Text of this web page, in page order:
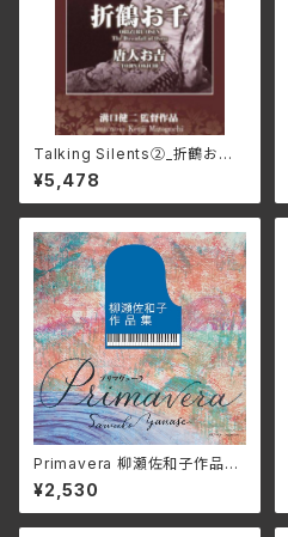
Talking Silents②_折鶴お千、
唐人お吉 DMSF-1007(仕様:
DVD)
¥5,478
Primavera 柳瀬佐和子作品集/
ユーオーディア・アンサンブル、
蜷川いづみ、工藤美穂、Duo FR
IEDEN MCDN-1171(仕様:C
¥2,530